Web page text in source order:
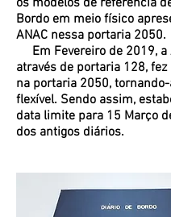
os modelos de referência
Bordo em meio físico
ANAC nessa portaria 2050.
Em Fevereiro de 2019, a
através de portaria 128,
na portaria 2050,
flexível. Sendo assim,
data limite para 15 Março
dos antigos diários.